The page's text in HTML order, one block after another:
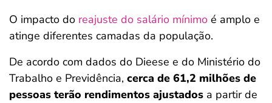
O impacto do reajuste do salário mínimo é amplo e
atinge diferentes camadas da população.
De acordo com dados do Dieese e do Ministério do
Trabalho e Previdência, cerca de 61,2 milhões de
pessoas terão rendimentos ajustados a partir de